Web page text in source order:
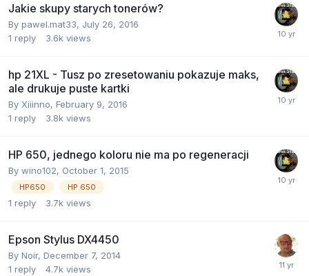
Jakie skupy starych tonerów?
By pawel.mat33, July 26, 2016
1 reply 3.6k views
hp 21XL - Tusz po zresetowaniu pokazuje maks,
ale drukuje puste kartki
By Xiiinno, February 9, 2016
1 reply 3.8k views
HP 650, jednego koloru nie ma po regeneracji
By wino102, October 1, 2015
HP650 HP 650
1 reply 3.7k views
Epson Stylus DX4450
By Noir, December 7, 2014
1 reply 4.7k views